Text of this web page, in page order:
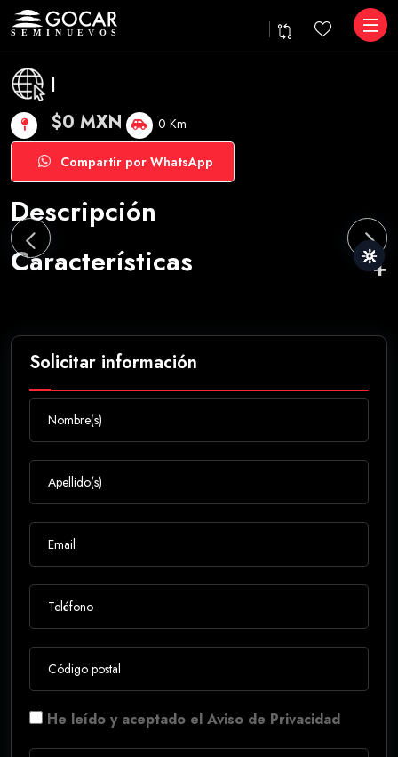
|
$0 MXN 0 Km
Compartir por WhatsApp
Descripción
Características
Solicitar información
He leído y aceptado el Aviso de Privacidad